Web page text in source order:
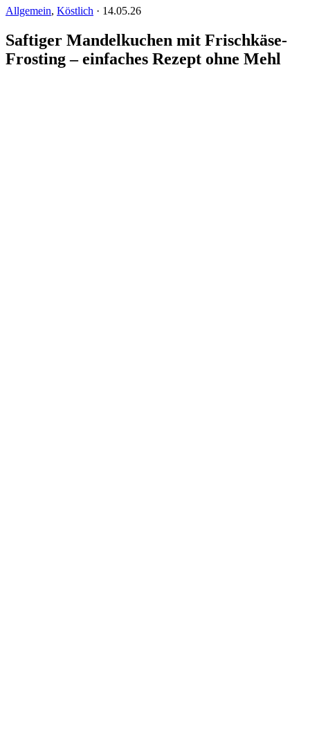
Allgemein, Köstlich · 14.05.26
Saftiger Mandelkuchen mit Frischkäse-
Frosting – einfaches Rezept ohne Mehl